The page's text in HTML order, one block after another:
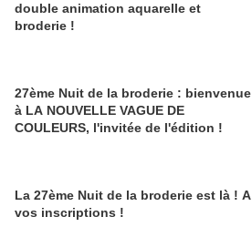
double animation aquarelle et
broderie !
27ème Nuit de la broderie : bienvenue
à LA NOUVELLE VAGUE DE
COULEURS, l'invitée de l'édition !
La 27ème Nuit de la broderie est là ! A
vos inscriptions !